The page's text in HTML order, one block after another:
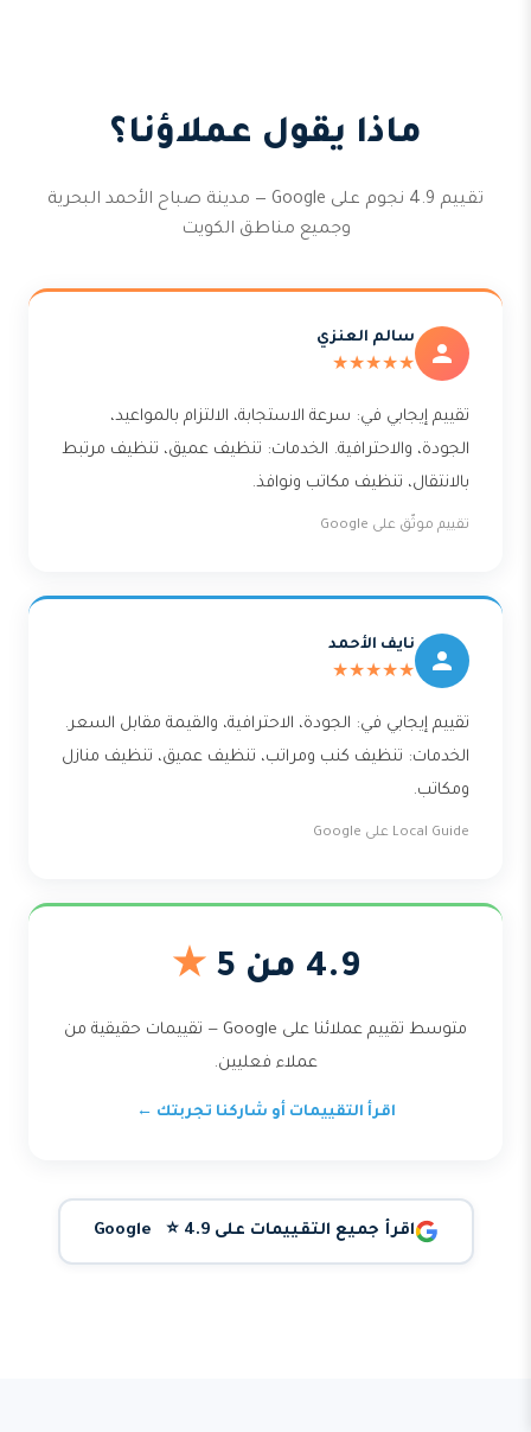
ماذا يقول عملاؤنا؟
تقييم 4.9 نجوم على Google — مدينة صباح الأحمد البحرية
وجميع مناطق الكويت
سالم العنزي
★★★★★
تقييم إيجابي في: سرعة الاستجابة، الالتزام بالمواعيد،
الجودة، والاحترافية. الخدمات: تنظيف عميق، تنظيف مرتبط
بالانتقال، تنظيف مكاتب ونوافذ.
تقييم موثّق على Google
نايف الأحمد
★★★★★
تقييم إيجابي في: الجودة، الاحترافية، والقيمة مقابل السعر.
الخدمات: تنظيف كنب ومراتب، تنظيف عميق، تنظيف منازل
ومكاتب.
Local Guide على Google
4.9 من 5 ★
متوسط تقييم عملائنا على Google — تقييمات حقيقية من
عملاء فعليين.
اقرأ التقييمات أو شاركنا تجربتك ←
اقرأ جميع التقييمات على Google ⭐ 4.9